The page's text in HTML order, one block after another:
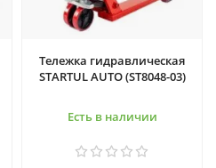
Тележка гидравлическая
STARTUL AUTO (ST8048-03)
Есть в наличии